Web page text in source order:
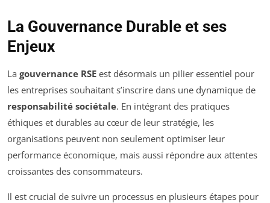
La Gouvernance Durable et ses
Enjeux
La gouvernance RSE est désormais un pilier essentiel pour
les entreprises souhaitant s’inscrire dans une dynamique de
responsabilité sociétale. En intégrant des pratiques
éthiques et durables au cœur de leur stratégie, les
organisations peuvent non seulement optimiser leur
performance économique, mais aussi répondre aux attentes
croissantes des consommateurs.
Il est crucial de suivre un processus en plusieurs étapes pour